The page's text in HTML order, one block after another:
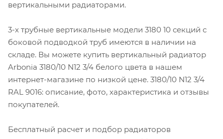
вертикальными радиаторами.
3-х трубные вертикальные модели 3180 10 секций с
боковой подводкой труб имеются в наличии на
складе. Вы можете купить вертикальный радиатор
Arbonia 3180/10 N12 3/4 белого цвета в нашем
интернет-магазине по низкой цене. 3180/10 N12 3/4
RAL 9016: описание, фото, характеристика и отзывы
покупателей.
Бесплатный расчет и подбор радиаторов